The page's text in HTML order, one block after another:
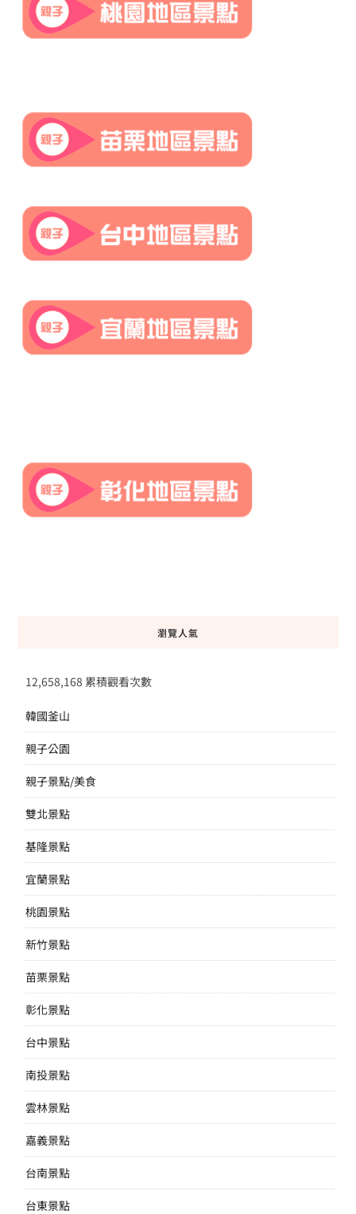
瀏覽人氣
12,658,168 累積觀看次數
韓國釜山
親子公園
親子景點/美食
雙北景點
基隆景點
宜蘭景點
桃園景點
新竹景點
苗栗景點
彰化景點
台中景點
南投景點
雲林景點
嘉義景點
台南景點
台東景點